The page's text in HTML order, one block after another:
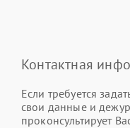
Контактная
Если требуется
свои данные и
проконсультирует